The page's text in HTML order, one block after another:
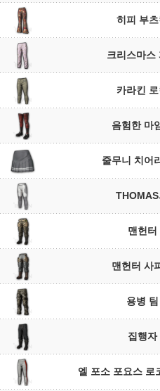
히피 부츠
크리스마스
카라킨 로
음험한 마
줄무니 치어
THOMAS
맨헌터
맨헌터 사
용병 팀
집행자
엘 포소 포요스 로